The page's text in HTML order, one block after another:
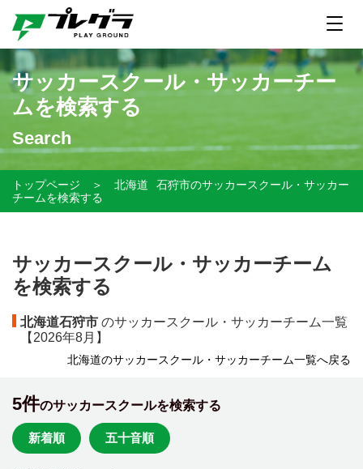
サッカースクール・サッカーチー
ムを検索する
Search
トップページ ＞ 北海道
石狩市のサッカースクール・サッカー
チームを検索する
サッカースクール・サッカーチーム
を検索する
北海道石狩市 のサッカースクール・サッカーチーム一覧
【 2026年8月】
北海道のサッカースクール・サッカーチーム一覧へ戻る
5件のサッカースクールを検索する
新着順 五十音順